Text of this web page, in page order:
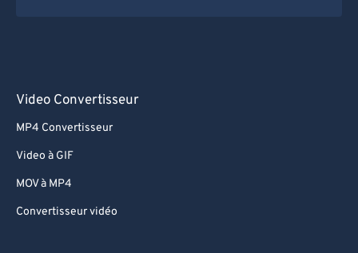
Video Convertisseur
MP4 Convertisseur
Video à GIF
MOV à MP4
Convertisseur vidéo